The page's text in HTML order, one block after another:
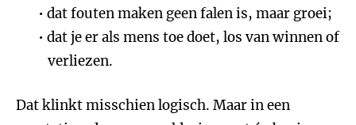
dat fouten maken geen falen is, maar groei;
dat je er als mens toe doet, los van winnen of
verliezen.
Dat klinkt misschien logisch. Maar in een